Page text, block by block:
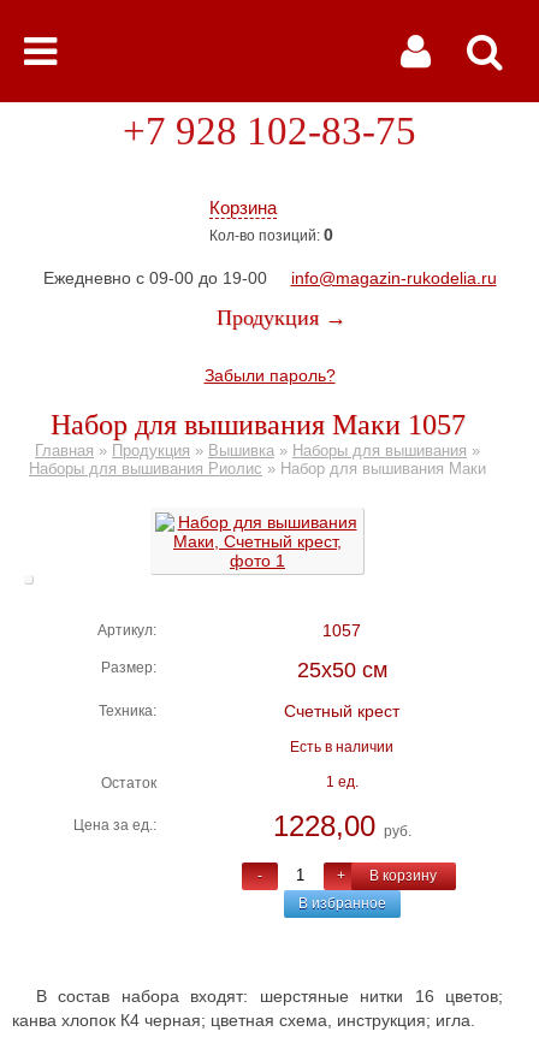
Корзина
Кол-во позиций: 0
+7 928 102-83-75
Ежедневно с 09-00 до 19-00 info@magazin-rukodelia.ru
Продукция →
Забыли пароль?
Набор для вышивания Маки 1057
Главная » Продукция » Вышивка » Наборы для вышивания »
Наборы для вышивания Риолис » Набор для вышивания Маки
Артикул: 1057
Размер: 25х50 см
Техника: Счетный крест
Есть в наличии
Остаток 1 ед.
Цена за ед.: 1228,00 руб.
- +
В корзину
В избранное
В состав набора входят: шерстяные нитки 16 цветов;
канва хлопок К4 черная; цветная схема, инструкция; игла.